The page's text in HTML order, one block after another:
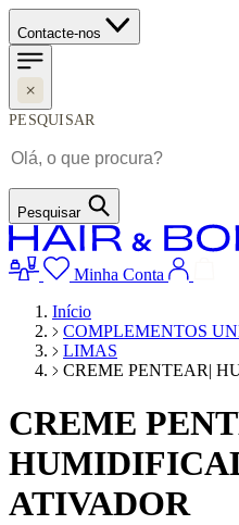
Contacte-nos
PESQUISAR
Pesquisar
Minha Conta
Início
COMPLEMENTOS
LIMAS
CREME PENTEAR|
CREME
ATIVADOR